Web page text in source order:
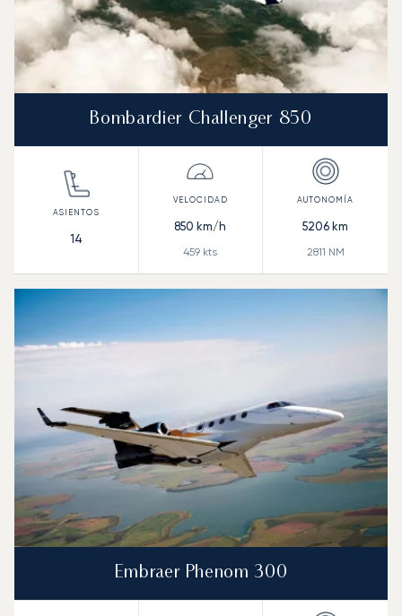
Bombardier Challenger 850
14
850 km/h
459 kts
5206 km
2811 NM
Embraer Phenom 300